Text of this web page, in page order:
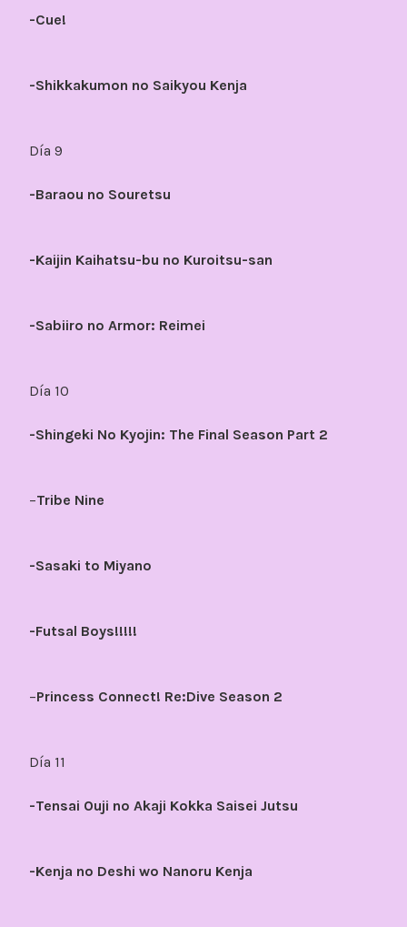
-Cue!
-Shikkakumon no Saikyou Kenja
Día 9
-Baraou no Souretsu
-Kaijin Kaihatsu-bu no Kuroitsu-san
-Sabiiro no Armor: Reimei
Día 10
-Shingeki No Kyojin: The Final Season Part 2
–Tribe Nine
-Sasaki to Miyano
-Futsal Boys!!!!!
–Princess Connect! Re:Dive Season 2
Día 11
-Tensai Ouji no Akaji Kokka Saisei Jutsu
-Kenja no Deshi wo Nanoru Kenja